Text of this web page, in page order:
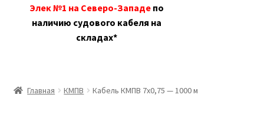
Элек №1 на Северо-Западе по
наличию судового кабеля на
складах*
Главная КМПВ Кабель КМПВ 7х0,75 — 1000 м